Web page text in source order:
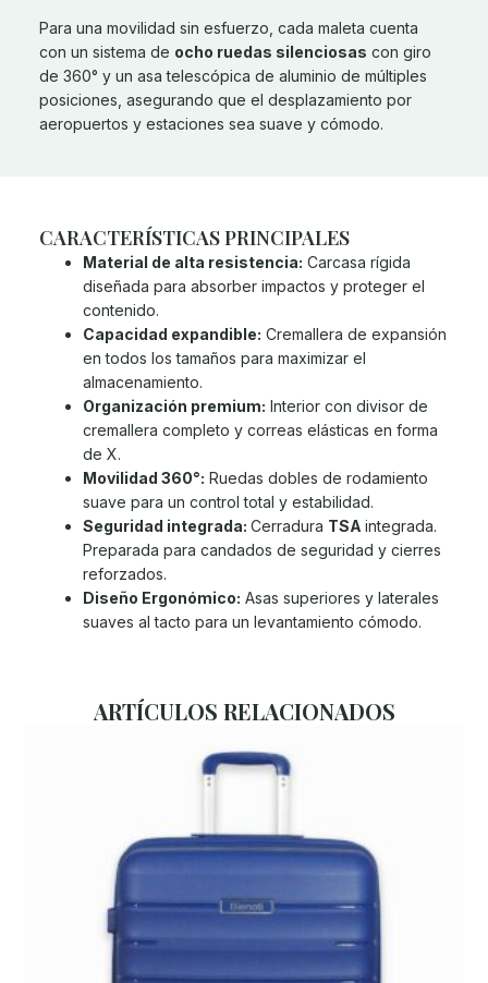
Para una movilidad sin esfuerzo, cada maleta cuenta
con un sistema de ocho ruedas silenciosas con giro
de 360° y un asa telescópica de aluminio de múltiples
posiciones, asegurando que el desplazamiento por
aeropuertos y estaciones sea suave y cómodo.
CARACTERÍSTICAS PRINCIPALES
Material de alta resistencia: Carcasa rígida
diseñada para absorber impactos y proteger el
contenido.
Capacidad expandible: Cremallera de expansión
en todos los tamaños para maximizar el
almacenamiento.
Organización premium: Interior con divisor de
cremallera completo y correas elásticas en forma
de X.
Movilidad 360°: Ruedas dobles de rodamiento
suave para un control total y estabilidad.
Seguridad integrada: Cerradura TSA integrada.
Preparada para candados de seguridad y cierres
reforzados.
Diseño Ergonómico: Asas superiores y laterales
suaves al tacto para un levantamiento cómodo.
ARTÍCULOS RELACIONADOS